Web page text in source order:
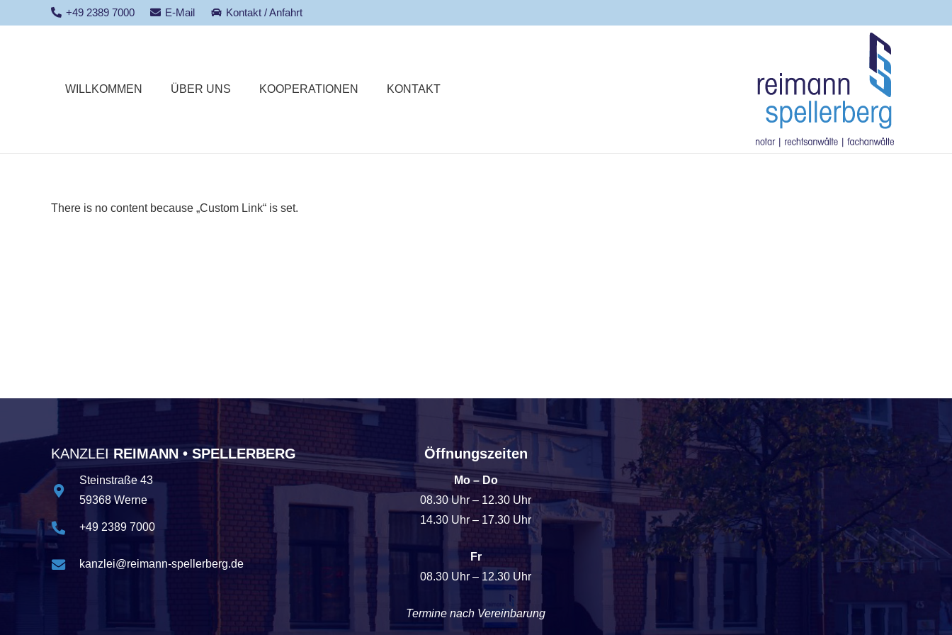
+49 2389 7000 E-Mail Kontakt / Anfahrt
WILLKOMMEN ÜBER UNS KOOPERATIONEN KONTAKT
There is no content because „Custom Link“ is set.
KANZLEI REIMANN • SPELLERBERG
Steinstraße 43
59368 Werne
+49 2389 7000
kanzlei@reimann-spellerberg.de
Öffnungszeiten
Mo – Do
08.30 Uhr – 12.30 Uhr
14.30 Uhr – 17.30 Uhr
Fr
08.30 Uhr – 12.30 Uhr
Termine nach Vereinbarung